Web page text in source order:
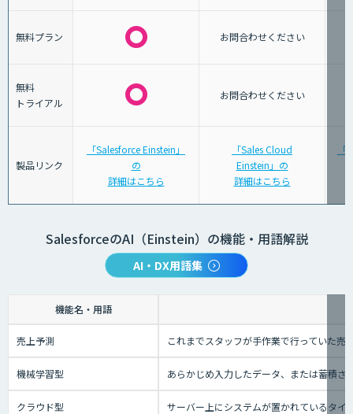
無料プラン お問合わせください
無料
トライアル
お問合わせください
製品リンク
「Salesforce Einstein」
の
詳細はこちら
「Sales Cloud
Einstein」の
詳細はこちら
SalesforceのAI（Einstein）の機能・用語解説
AI・DX用語集
機能名・用語
売上予測 これまでスタッフが手作業で行っていた
機械学習型 あらかじめ入力したデータ、または蓄積
クラウド型 サーバー上にシステムが置かれているタ